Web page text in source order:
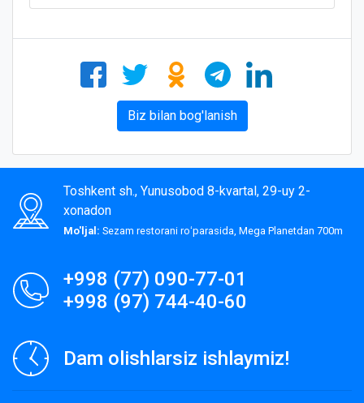
Biz bilan bog'lanish
Toshkent sh., Yunusobod 8-kvartal, 29-uy 2-
xonadon
Mo'ljal: Sezam restorani roʻparasida, Mega Planetdan 700m
+998 (77) 090-77-01
+998 (97) 744-40-60
Dam olishlarsiz ishlaymiz!